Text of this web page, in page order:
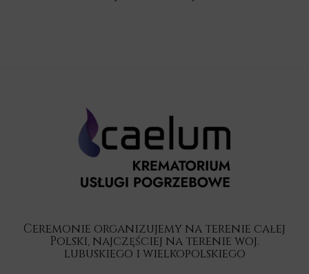
Ceremonie organizujemy na terenie całej
Polski, najczęściej na terenie woj.
lubuskiego i wielkopolskiego